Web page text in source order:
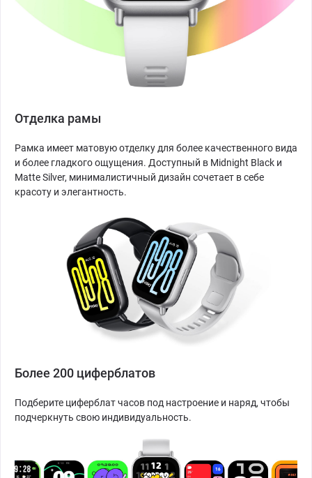
Отделка рамы
Рамка имеет матовую отделку для более качественного вида
и более гладкого ощущения. Доступный в Midnight Black и
Matte Silver, минималистичный дизайн сочетает в себе
красоту и элегантность.
Более 200 циферблатов
Подберите циферблат часов под настроение и наряд, чтобы
подчеркнуть свою индивидуальность.